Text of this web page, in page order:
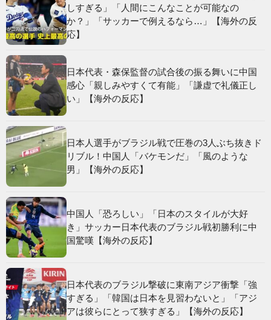
しすぎる」「人間にこんなことが可能なの
か？」「サッカーで例えるなら…」【海外の反
応】
日本代表・森保監督の試合後の振る舞いに中国
感心「親しみやすくて有能」「謙虚で礼儀正し
い」【海外の反応】
日本人選手がブラジル戦で圧巻の3人ぶち抜きド
リブル！中国人「バケモンだ」「風のような
男」【海外の反応】
中国人「恐ろしい」「日本のスタイルが大好
き」サッカー日本代表のブラジル戦初勝利に中
国驚嘆【海外の反応】
日本代表のブラジル撃破に東南アジア衝撃「強
すぎる」「韓国は日本を見習わないと」「アジ
アは彼らにとって狭すぎる」【海外の反応】